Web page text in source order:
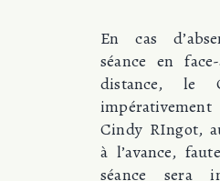
En cas
séance en
distance, le
Cindy RIngot,
à l’avance,
séance sera